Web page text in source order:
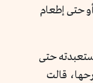
أو حتى إطعام
حتى
قالت